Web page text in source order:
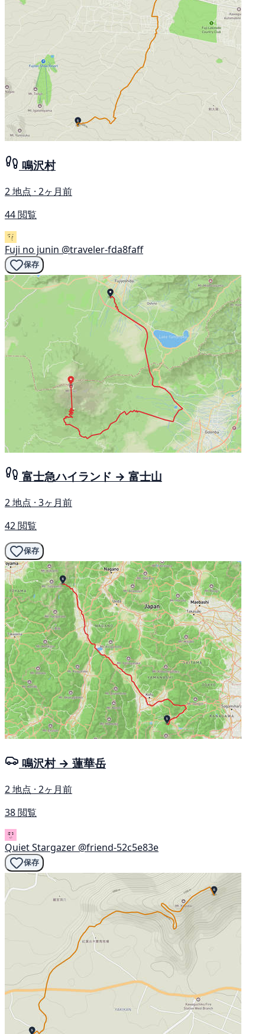
鳴沢村
2 地点 · 2ヶ月前
44 閲覧
Fuji no junin @traveler-fda8faff
保存
富士急ハイランド → 富士山
2 地点 · 3ヶ月前
42 閲覧
保存
鳴沢村 → 蓮華岳
2 地点 · 2ヶ月前
38 閲覧
Quiet Stargazer @friend-52c5e83e
保存